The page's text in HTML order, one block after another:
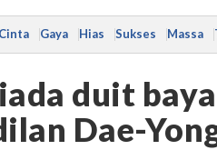
Cinta Gaya Hias Sukses Massa
duit
Dae-